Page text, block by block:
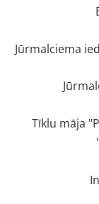
Jūrmalciema
Tīklu māja